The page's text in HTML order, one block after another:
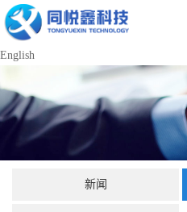
English
新闻